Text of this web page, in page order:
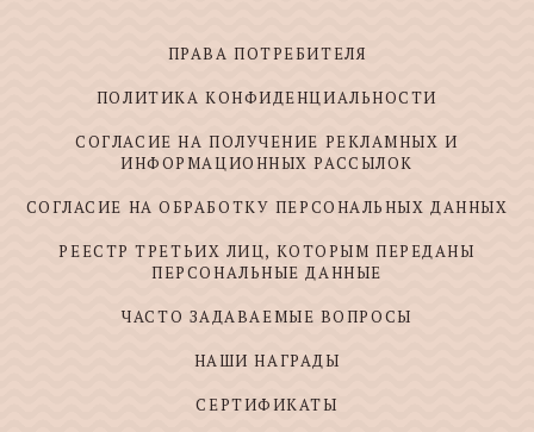
ПРАВА ПОТРЕБИТЕЛЯ
ПОЛИТИКА КОНФИДЕНЦИАЛЬНОСТИ
СОГЛАСИЕ НА ПОЛУЧЕНИЕ РЕКЛАМНЫХ И
ИНФОРМАЦИОННЫХ РАССЫЛОК
СОГЛАСИЕ НА ОБРАБОТКУ ПЕРСОНАЛЬНЫХ ДАННЫХ
РЕЕСТР ТРЕТЬИХ ЛИЦ, КОТОРЫМ ПЕРЕДАНЫ
ПЕРСОНАЛЬНЫЕ ДАННЫЕ
ЧАСТО ЗАДАВАЕМЫЕ ВОПРОСЫ
НАШИ НАГРАДЫ
СЕРТИФИКАТЫ